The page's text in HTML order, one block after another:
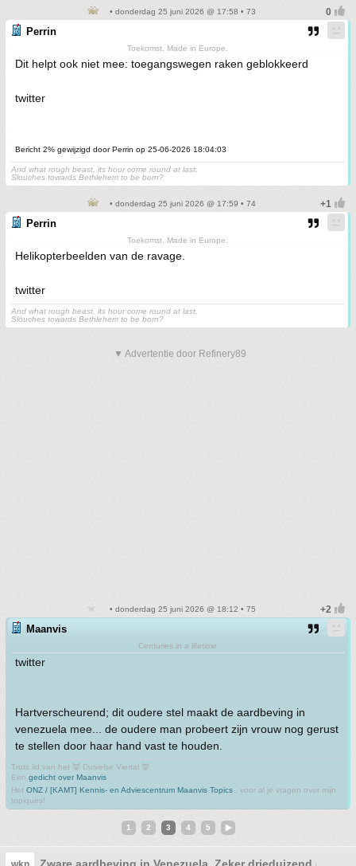
• donderdag 25 juni 2026 @ 17:58 • 73
Perrin
Toekomst. Made in Europe.
Dit helpt ook niet mee: toegangswegen raken geblokkeerd
twitter
Bericht 2% gewijzigd door Perrin op 25-06-2026 18:04:03
And what rough beast, its hour come round at last,
Slouches towards Bethlehem to be born?
• donderdag 25 juni 2026 @ 17:59 • 74
Perrin
Toekomst. Made in Europe.
Helikopterbeelden van de ravage.
twitter
And what rough beast, its hour come round at last,
Slouches towards Bethlehem to be born?
▼ Advertentie door Refinery89
• donderdag 25 juni 2026 @ 18:12 • 75
Maanvis
Centuries in a lifetime
twitter
Hartverscheurend; dit oudere stel maakt de aardbeving in
venezuela mee... de oudere man probeert zijn vrouw nog gerust
te stellen door haar hand vast te houden.
Trots lid van het 👿 Duivelse Viertal 👿
Een gedicht over Maanvis
Het ONZ / [KAMT] Kennis- en Adviescentrum Maanvis Topics , voor al je vragen over mijn
topiques!
1 2 3 4 5